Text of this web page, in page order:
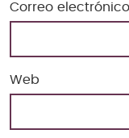
Correo electrónico
Web